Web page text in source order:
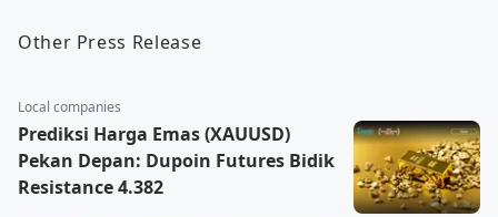
Other Press Release
Local companies
Prediksi Harga Emas (XAUUSD)
Pekan Depan: Dupoin Futures Bidik
Resistance 4.382